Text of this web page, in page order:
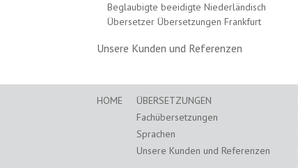
Beglaubigte beeidigte Niederländisch
Übersetzer Übersetzungen Frankfurt
Unsere Kunden und Referenzen
HOME
ÜBERSETZUNGEN
Fachübersetzungen
Sprachen
Unsere Kunden und Referenzen